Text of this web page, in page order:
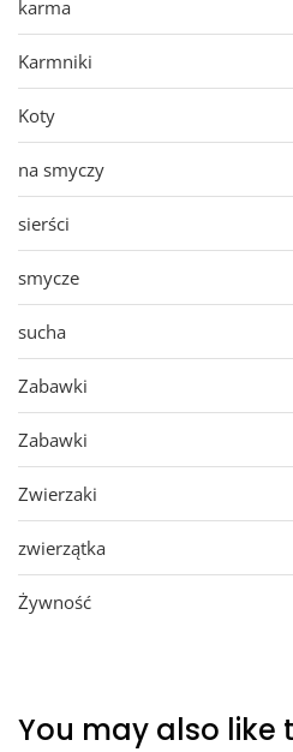
karma
Karmniki
Koty
na smyczy
sierści
smycze
sucha
Zabawki
Zabawki
Zwierzaki
zwierzątka
Żywność
You may also like